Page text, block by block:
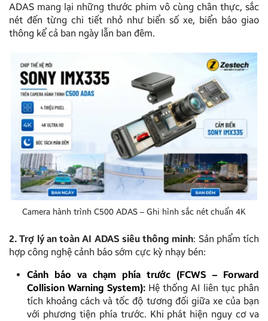
ADAS mang lại những thước phim vô cùng chân thực, sắc
nét đến từng chi tiết nhỏ như biển số xe, biển báo giao
thông kể cả ban ngày lẫn ban đêm.
Camera hành trình C500 ADAS – Ghi hình sắc nét chuẩn 4K
2. Trợ lý an toàn AI ADAS siêu thông minh: Sản phẩm tích
hợp công nghệ cảnh báo sớm cực kỳ nhạy bén:
Cảnh báo va chạm phía trước (FCWS – Forward
Collision Warning System): Hệ thống AI liên tục phân
tích khoảng cách và tốc độ tương đối giữa xe của bạn
với phương tiện phía trước. Khi phát hiện nguy cơ va